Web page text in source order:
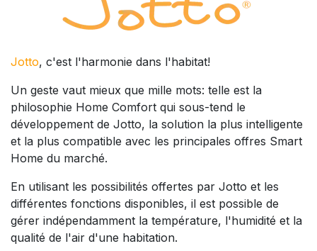
Jotto, c'est l'harmonie dans l'habitat!
Un geste vaut mieux que mille mots: telle est la
philosophie Home Comfort qui sous-tend le
développement de Jotto, la solution la plus intelligente
et la plus compatible avec les principales offres Smart
Home du marché.
En utilisant les possibilités offertes par Jotto et les
différentes fonctions disponibles, il est possible de
gérer indépendamment la température, l'humidité et la
qualité de l'air d'une habitation.